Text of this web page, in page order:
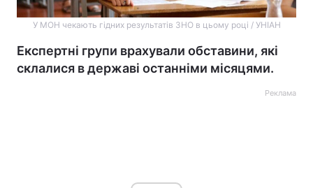
У МОН чекають гідних результатів ЗНО в цьому році / УНІАН
Експертні групи врахували обставини, які
склалися в державі останніми місяцями.
Реклама